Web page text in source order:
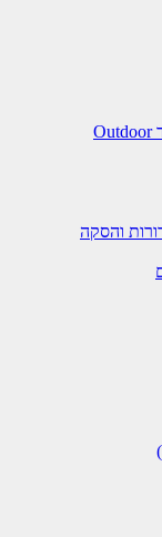
והסקה